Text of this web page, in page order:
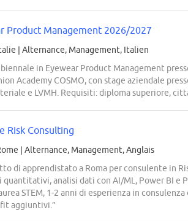
Product Management 2026/2027
| Alternance, Management, Italien
in Eyewear Product Management
Academy COSMO, con stage aziendale
e LVMH. Requisiti: diploma superiore,
Risk Consulting
| Alternance, Management, Anglais
di apprendistato a Roma per consulente in
analisi dati con AI/ML, Power BI e
STEM, 1-2 anni di esperienza in
aggiuntivi.”